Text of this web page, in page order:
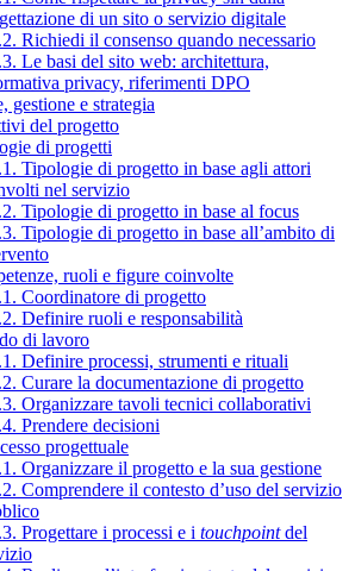
di un sito o servizio digitale
Richiedi il consenso quando necessario
Le basi del sito web: architettura,
privacy, riferimenti DPO
gestione e strategia
del progetto
di progetti
Tipologie di progetto in base agli attori
nel servizio
Tipologie di progetto in base al focus
Tipologie di progetto in base all’ambito di
ruoli e figure coinvolte
Coordinatore di progetto
Definire ruoli e responsabilità
di lavoro
Definire processi, strumenti e rituali
Curare la documentazione di progetto
Organizzare tavoli tecnici collaborativi
Prendere decisioni
progettuale
Organizzare il progetto e la sua gestione
Comprendere il contesto d’uso del servizio
Progettare i processi e i touchpointdel